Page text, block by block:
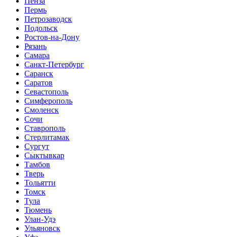
Пермь
Петрозаводск
Подольск
Ростов-на-Дону
Рязань
Самара
Санкт-Петербург
Саранск
Саратов
Севастополь
Симферополь
Смоленск
Сочи
Ставрополь
Стерлитамак
Сургут
Сыктывкар
Тамбов
Тверь
Тольятти
Томск
Тула
Тюмень
Улан-Удэ
Ульяновск